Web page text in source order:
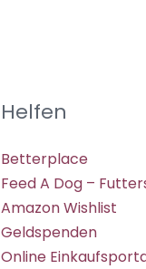
Helfen
Betterplace
Feed A Dog –
Amazon Wishlist
Geldspenden
Online